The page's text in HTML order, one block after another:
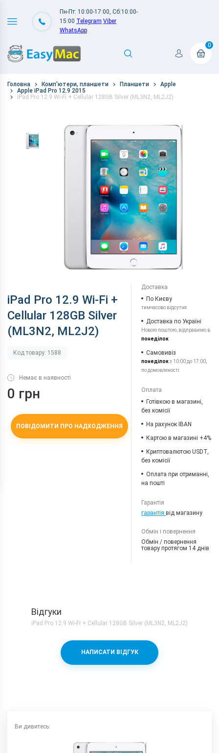
Пн-Пт: 10:00-17:00, Сб:10:00-
15:00 Telegram Viber
WhatsApp
0
Головна Комп'ютери, планшети Планшети
Apple
Apple iPad Pro 12.9 2015
iPad Pro 12.9 Wi-Fi + Cellular 128GB Silver (ML3N2, ML2J2)
iPad Pro 12.9 Wi-Fi +
Cellular 128GB Silver
(ML3N2, ML2J2)
Код товару: 1588
Немає в наявності
0 грн
ПОВІДОМИТИ ПРО НАДХОДЖЕННЯ
Доставка
По Києву
тимчасово відсутня
Доставка по Україні
Новою поштою, відправимо в
понеділок
Самовивіз
понеділокз 10:00 до 17:00,
по домовленості
Оплата
Готівкою в магазині,
без комісії
На рахунок IBAN
Картою в магазині +4%
Криптовалютою USDT,
без комісії
Оплата при отриманні,
на пошті
Гарантія
гарантіявід магазину
Обмін і повернення
Обмін / повернення
товару протягом 14 днів
Відгуки
iPad Pro 12.9 Wi-Fi + Cellular 128GB Silver (ML3N2, ML2J2)
НАПИСАТИ ВІДГУК
Ви дивитесь: